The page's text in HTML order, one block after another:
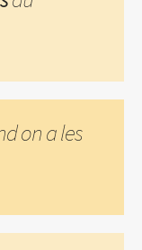
on a les